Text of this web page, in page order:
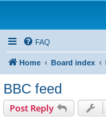
FAQ
Home Board index
BBC feed
Post Reply